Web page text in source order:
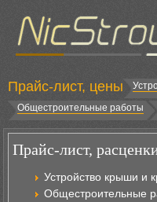
Прайс-лист, цены
Общестроительные работы
Прайс-лист,
Устройство крыши и
Общестроительные